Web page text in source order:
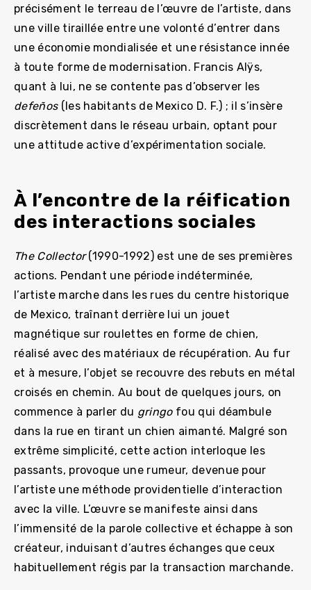
précisément le terreau de l’œuvre de l’artiste, dans
une ville tiraillée entre une volonté d’entrer dans
une économie mondialisée et une résistance innée
à toute forme de modernisation. Francis Alÿs,
quant à lui, ne se contente pas d’observer les
defeños(les habitants de Mexico D. F.) ; il s’insère
discrètement dans le réseau urbain, optant pour
une attitude active d’expérimentation sociale.
À l’encontre de la réification
des interactions sociales
The Collector(1990-1992) est une de ses premières
actions. Pendant une période indéterminée,
l’artiste marche dans les rues du centre historique
de Mexico, traînant derrière lui un jouet
magnétique sur roulettes en forme de chien,
réalisé avec des matériaux de récupération. Au fur
et à mesure, l’objet se recouvre des rebuts en métal
croisés en chemin. Au bout de quelques jours, on
commence à parler du gringofou qui déambule
dans la rue en tirant un chien aimanté. Malgré son
extrême simplicité, cette action interloque les
passants, provoque une rumeur, devenue pour
l’artiste une méthode providentielle d’interaction
avec la ville. L’œuvre se manifeste ainsi dans
l’immensité de la parole collective et échappe à son
créateur, induisant d’autres échanges que ceux
habituellement régis par la transaction marchande.